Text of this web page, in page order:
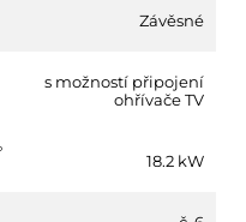
Závěsné
s možností připojení
ohřívače TV
18.2 kW